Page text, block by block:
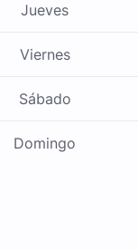
Jueves
Viernes
Sábado
Domingo